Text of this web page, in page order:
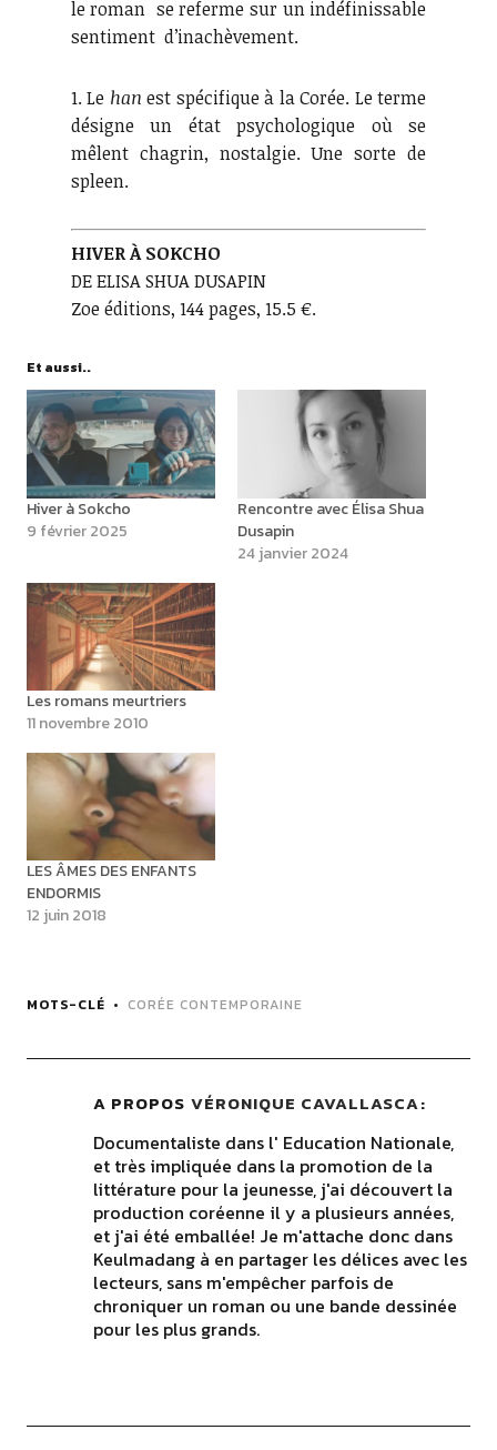
le roman se referme sur un indéfinissable
sentiment d’inachèvement.
1. Le han est spécifique à la Corée. Le terme
désigne un état psychologique où se
mêlent chagrin, nostalgie. Une sorte de
spleen.
HIVER À SOKCHO
DE ELISA SHUA DUSAPIN
Zoe éditions, 144 pages, 15.5 €.
Et aussi..
Hiver à Sokcho
9 février 2025
Rencontre avec Élisa Shua
Dusapin
24 janvier 2024
Les romans meurtriers
11 novembre 2010
LES ÂMES DES ENFANTS
ENDORMIS
12 juin 2018
MOTS-CLÉ CORÉE CONTEMPORAINE
A PROPOS VÉRONIQUE CAVALLASCA
Documentaliste dans l' Education Nationale,
et très impliquée dans la promotion de la
littérature pour la jeunesse, j'ai découvert la
production coréenne il y a plusieurs années,
et j'ai été emballée! Je m'attache donc dans
Keulmadang à en partager les délices avec les
lecteurs, sans m'empêcher parfois de
chroniquer un roman ou une bande dessinée
pour les plus grands.